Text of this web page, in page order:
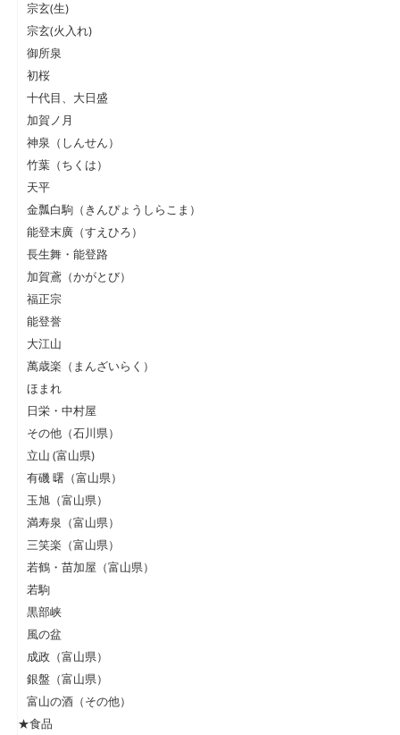
宗玄(生)
宗玄(火入れ)
御所泉
初桜
十代目、大日盛
加賀ノ月
神泉（しんせん）
竹葉（ちくは）
天平
金瓢白駒（きんぴょうしらこま）
能登末廣（すえひろ）
長生舞・能登路
加賀鳶（かがとび）
福正宗
能登誉
大江山
萬歳楽（まんざいらく）
ほまれ
日栄・中村屋
その他（石川県）
立山 (富山県)
有磯 曙（富山県）
玉旭（富山県）
満寿泉（富山県）
三笑楽（富山県）
若鶴・苗加屋（富山県）
若駒
黒部峡
風の盆
成政（富山県）
銀盤（富山県）
富山の酒（その他）
★食品